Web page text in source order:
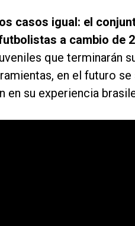
casos igual: el
a cambio de
que terminarán
en el futuro
en su experiencia